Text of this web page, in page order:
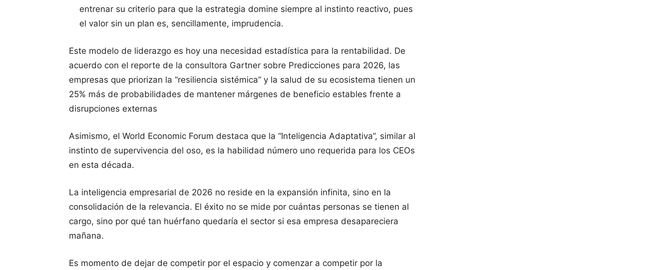
entrenar su criterio para que la estrategia domine siempre al instinto reactivo, pues
el valor sin un plan es, sencillamente, imprudencia.
Este modelo de liderazgo es hoy una necesidad estadística para la rentabilidad. De
acuerdo con el reporte de la consultora Gartner sobre Predicciones para 2026, las
empresas que priorizan la “resiliencia sistémica” y la salud de su ecosistema tienen un
25% más de probabilidades de mantener márgenes de beneficio estables frente a
disrupciones externas
Asimismo, el World Economic Forum destaca que la “Inteligencia Adaptativa”, similar al
instinto de supervivencia del oso, es la habilidad número uno requerida para los CEOs
en esta década.
La inteligencia empresarial de 2026 no reside en la expansión infinita, sino en la
consolidación de la relevancia. El éxito no se mide por cuántas personas se tienen al
cargo, sino por qué tan huérfano quedaría el sector si esa empresa desapareciera
mañana.
Es momento de dejar de competir por el espacio y comenzar a competir por la